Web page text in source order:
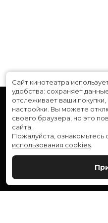
Расписание
Скоро в кино
Служба поддержки
Сайт кинотеатра
удобства: сохраняет
отслеживает ваши
настройки. Вы можете
своего браузера, но это
сайта.
Пожалуйста, ознакомьтесь
использования cookies